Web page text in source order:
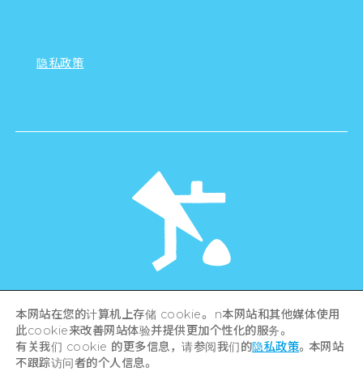
隐私政策
Hiroshima Prefecture / Hiroshima City .
All rights reserved
本网站在您的计算机上存储 cookie。 n本网站和其他媒体使用
此cookie来改善网站体验并提供更加个性化的服务。
有关我们 cookie 的更多信息，请参阅我们的隐私政策。本网站
不跟踪访问者的个人信息。